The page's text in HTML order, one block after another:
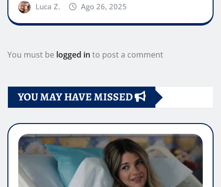
Luca Z. Ago 26, 2025
You must be logged in to post a comment
YOU MAY HAVE MISSED